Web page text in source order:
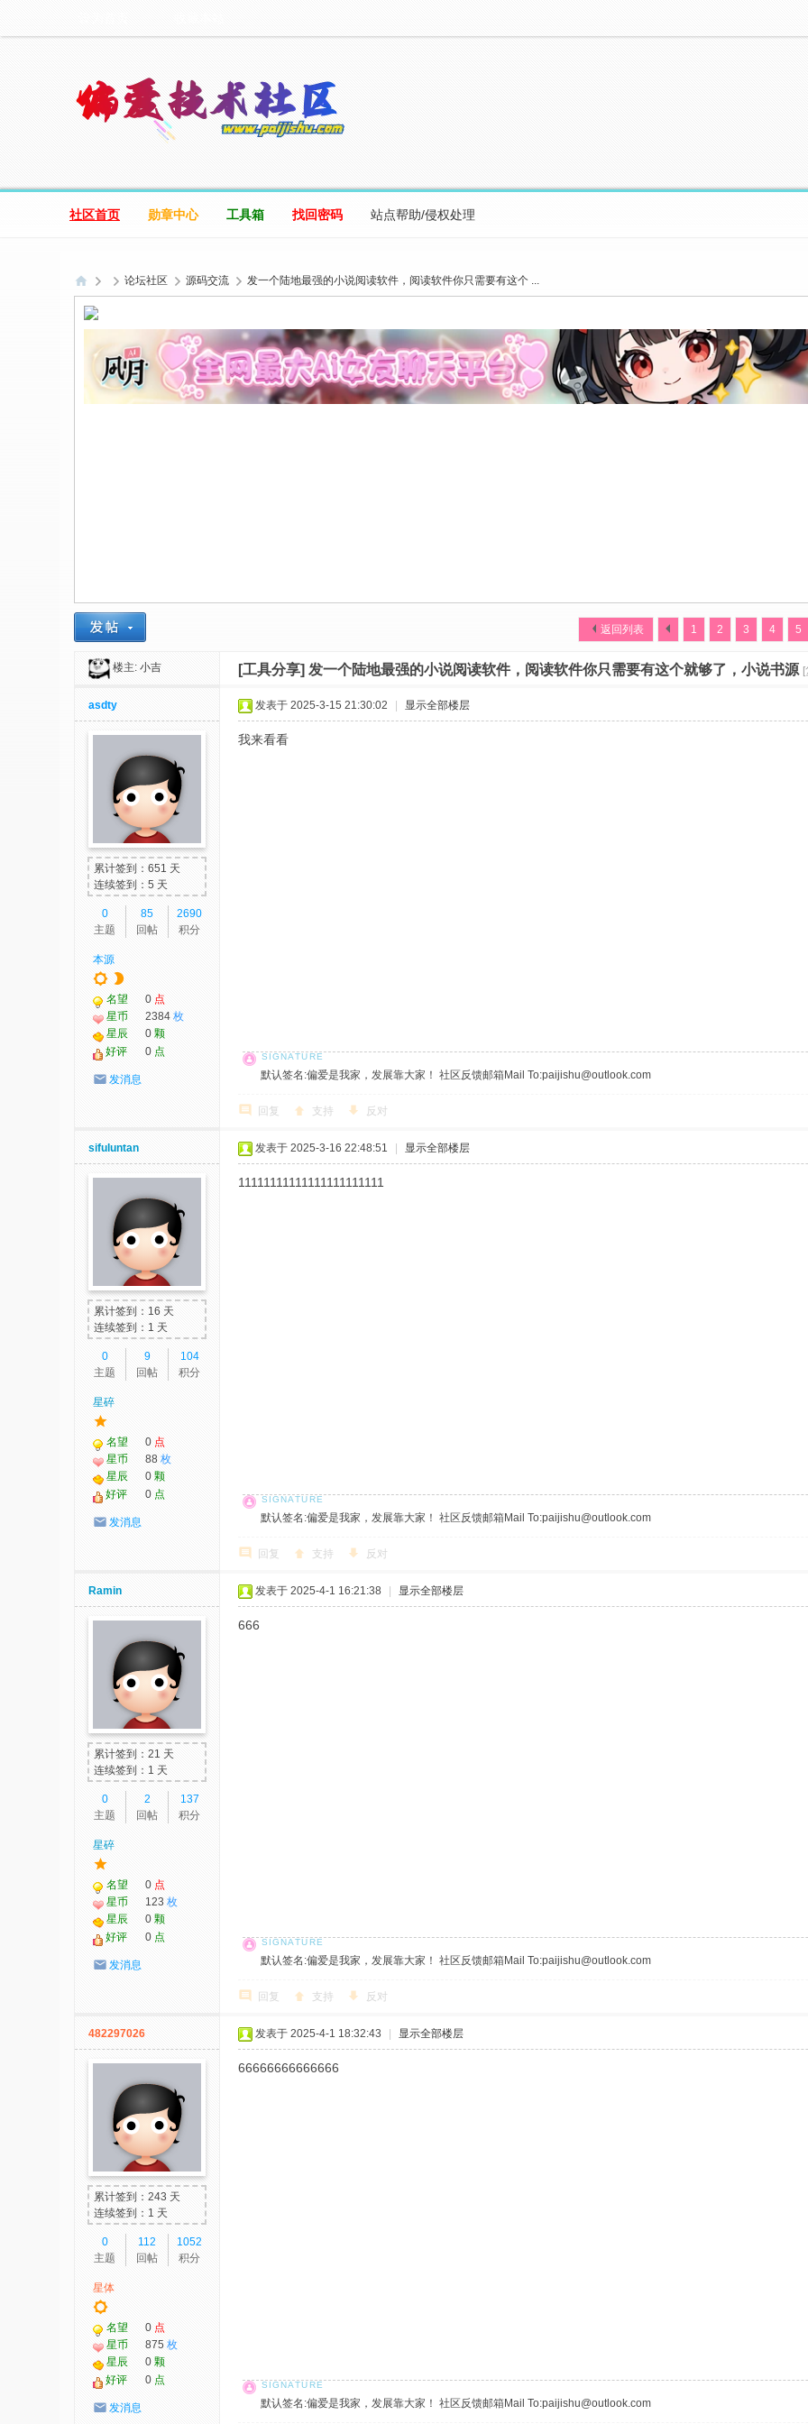
社区首页 勋章中心 工具箱 找回密码 站点帮助/侵权处理
偏
爱
源
科
爱
辅
论坛社区 源码交流 发一个陆地最强的小说阅读软件，阅读软件你只需要有这个 ...
1 2 3 4 5
返回列表
楼主: 小吉 [工具分享] 发一个陆地最强的小说阅读软件，阅读软件你只需要有这个就够了，小说书源
asdty
累计签到：651 天
连续签到：5 天
0
主题
85
回帖
2690
积分
本源
名望 0 点
星币
2384 枚
星辰
0 颗
好评
0 点
发消息
发表于 2025-3-15 21:30:02 显示全部楼层
我来看看
默认签名:偏爱是我家，发展靠大家！ 社区反馈邮箱Mail To:paijishu@outlook.com
回复 支持 反对
sifuluntan
累计签到：16 天
连续签到：1 天
0
主题
9
回帖
104
积分
星碎
名望 0 点
星币
88 枚
星辰
0 颗
好评
0 点
发消息
发表于 2025-3-16 22:48:51 显示全部楼层
11111111111111111111111
默认签名:偏爱是我家，发展靠大家！ 社区反馈邮箱Mail To:paijishu@outlook.com
回复 支持 反对
Ramin
累计签到：21 天
连续签到：1 天
0
主题
2
回帖
137
积分
星碎
名望 0 点
星币
123 枚
星辰
0 颗
好评
0 点
发消息
发表于 2025-4-1 16:21:38 显示全部楼层
666
默认签名:偏爱是我家，发展靠大家！ 社区反馈邮箱Mail To:paijishu@outlook.com
回复 支持 反对
482297026
累计签到：243 天
连续签到：1 天
0
主题
112
回帖
1052
积分
星体
名望 0 点
星币
875 枚
星辰
0 颗
好评
0 点
发消息
发表于 2025-4-1 18:32:43 显示全部楼层
66666666666666
默认签名:偏爱是我家，发展靠大家！ 社区反馈邮箱Mail To:paijishu@outlook.com